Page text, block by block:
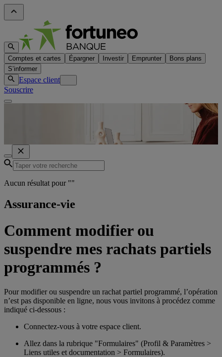
Comptes et cartes Épargner Investir Emprunter
Bons plans
S’informer
Espace client
Souscrire
Aucun résultat pour ""
Assurance-vie
Comment modifier ou
suspendre mes rachats partiels
programmés ?
Pour modifier ou suspendre un rachat partiel programmé, l’opération
n’est pas disponible en ligne, nous vous invitons à procédez comme
indiqué ci-dessous :
Connectez-vous à votre espace client.
Allez dans la rubrique "Formulaires" (Profil & Paramètres >
Liens utiles et documentation > Formulaires).